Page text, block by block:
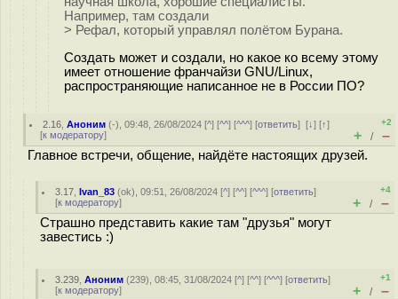
Например, там создали
> Рефал, который управлял полётом Бурана.
Создать может и создали, но какое ко всему этому
имеет отношение франчайзи GNU/Linux,
распространяющие написанное не в России ПО?
2.16 ,Аноним (-), 09:48, 26/08/2024 [^] [^^] [^^^] [ответить][↓] [↑]
[к модератору]
+2
+ / –
Главное встречи, общение, найдёте настоящих друзей.
3.17 ,Ivan_83 (ok), 09:51, 26/08/2024 [^] [^^] [^^^] [ответить]
[к модератору]
+4
+ / –
Страшно представить какие там "друзья" могут
завестись :)
3.239 ,Аноним (239), 08:45, 31/08/2024 [^] [^^] [^^^] [ответить]
[к модератору]
+1
+ / –